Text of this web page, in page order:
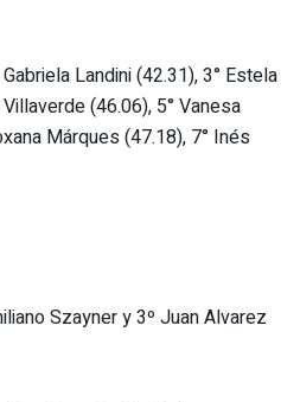
Landini (42.31), 3° Estela
(46.06), 5° Vanesa
Márques (47.18), 7° Inés
Szayner y 3º Juan Alvarez